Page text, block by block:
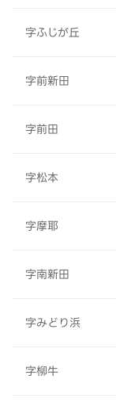
字ふじが丘
字前新田
字前田
字松本
字摩耶
字南新田
字みどり浜
字柳牛